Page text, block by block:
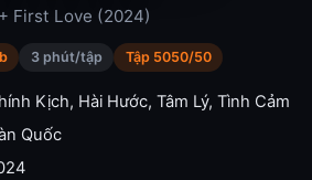
First Love (2024)
3 phút/tập Tập 5050/50
Kịch, Hài Hước, Tâm Lý, Tình Cảm
Quốc